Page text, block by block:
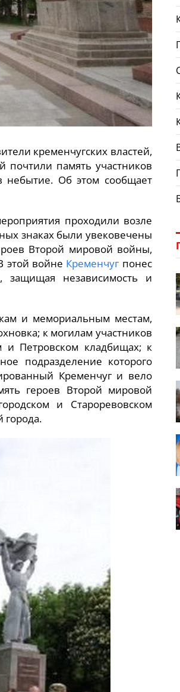
кременчугских властей,
почтили память участников
Об этом сообщает
проходили возле
знаках были увековечены
Второй мировой войны,
этой войне Кременчуг понес
независимость и
и мемориальным местам,
к могилам участников
Петровском кладбищах; к
подразделение которого
Кременчуг и вело
героев Второй мировой
и Староревовском
города.